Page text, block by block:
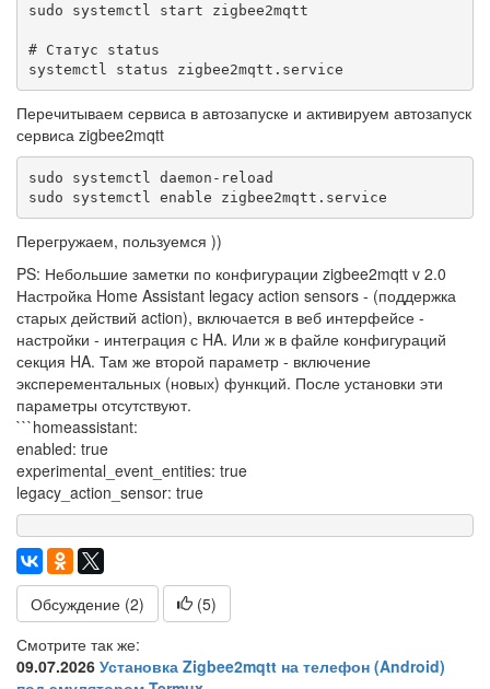
sudo systemctl start zigbee2mqtt
# Статус status
systemctl status zigbee2mqtt.service
Перечитываем сервиса в автозапуске и активируем автозапуск
сервиса zigbee2mqtt
sudo systemctl daemon-reload
sudo systemctl enable zigbee2mqtt.service
Перегружаем, пользуемся ))
PS: Небольшие заметки по конфигурации zigbee2mqtt v 2.0
Настройка Home Assistant legacy action sensors - (поддержка
старых действий action), включается в веб интерфейсе -
настройки - интеграция с HA. Или ж в файле конфигураций
секция HA. Там же второй параметр - включение
эксперементальных (новых) функций. После установки эти
параметры отсутствуют.
```homeassistant:
enabled: true
experimental_event_entities: true
legacy_action_sensor: true
Обсуждение (2) (5)
Смотрите так же:
09.07.2026 Установка Zigbee2mqtt на телефон (Android)